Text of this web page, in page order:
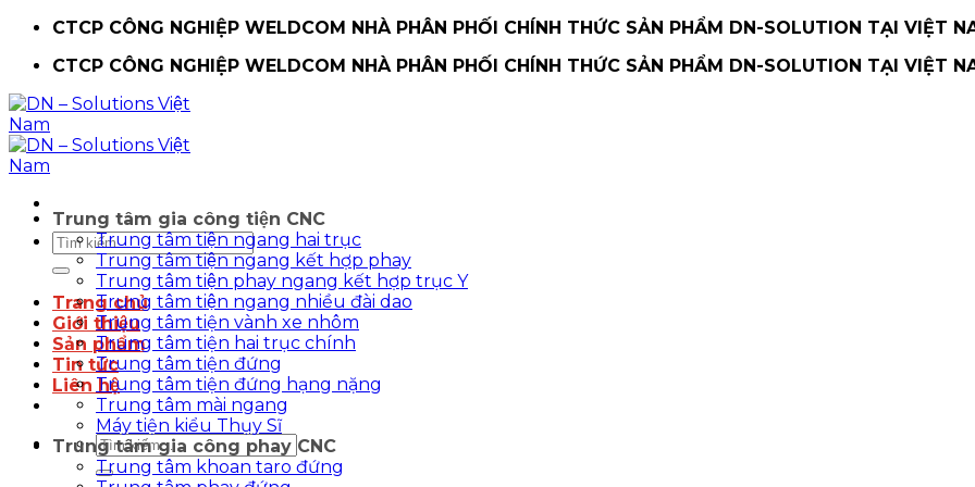
Chuyển
dung
CTCP CÔNG NGHIỆP WELDCOM NHÀ PHÂN PHỐI CHÍNH THỨC SẢN PHẨM DN-SOLUTION TẠI VIỆT
CTCP CÔNG NGHIỆP WELDCOM NHÀ PHÂN PHỐI CHÍNH THỨC SẢN PHẨM DN-SOLUTION TẠI VIỆT
Tìm
kiếm:
Trang chủ
Giới thiệu
Sản phẩm
Tin tức
Liên hệ
Tìm
kiếm:
Trung tâm gia công tiện CNC
Trung tâm tiện ngang hai trục
Trung tâm tiện ngang kết hợp phay
Trung tâm tiện phay ngang kết hợp trục Y
Trung tâm tiện ngang nhiều đài dao
Trung tâm tiện vành xe nhôm
Trung tâm tiện hai trục chính
Trung tâm tiện đứng
Trung tâm tiện đứng hạng nặng
Trung tâm mài ngang
Máy tiện kiểu Thụy Sĩ
Trung tâm gia công phay CNC
Trung tâm khoan taro đứng